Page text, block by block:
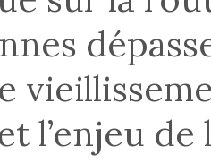
l’enjeu